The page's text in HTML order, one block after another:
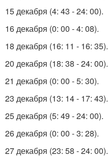
15 декабря (4: 43 - 24: 00).
16 декабря (0: 00 - 4: 08).
18 декабря (16: 11 - 16: 35).
20 декабря (18: 38 - 24: 00).
21 декабря (0: 00 - 5: 30).
23 декабря (13: 14 - 17: 43).
25 декабря (5: 49 - 24: 00).
26 декабря (0: 00 - 3: 28).
27 декабря (23: 58 - 24: 00).